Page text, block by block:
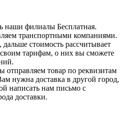
наши филиалы Бесплатная.
транспортными компаниями.
стоимость рассчитывает
тарифам, о них вы сможете
товар по реквизитам
нужна доставка в другой город,
написать нам письмо с
доставки.